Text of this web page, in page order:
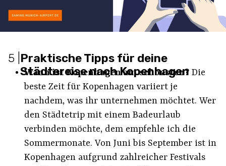
5 Praktische Tipps für deine
Städtereise nach Kopenhagen
Wann ist Kopenhagen am schönsten?Die
beste Zeit für Kopenhagen variiert je
nachdem, was ihr unternehmen möchtet. Wer
den Städtetrip mit einem Badeurlaub
verbinden möchte, dem empfehle ich die
Sommermonate. Von Juni bis September ist in
Kopenhagen aufgrund zahlreicher Festivals